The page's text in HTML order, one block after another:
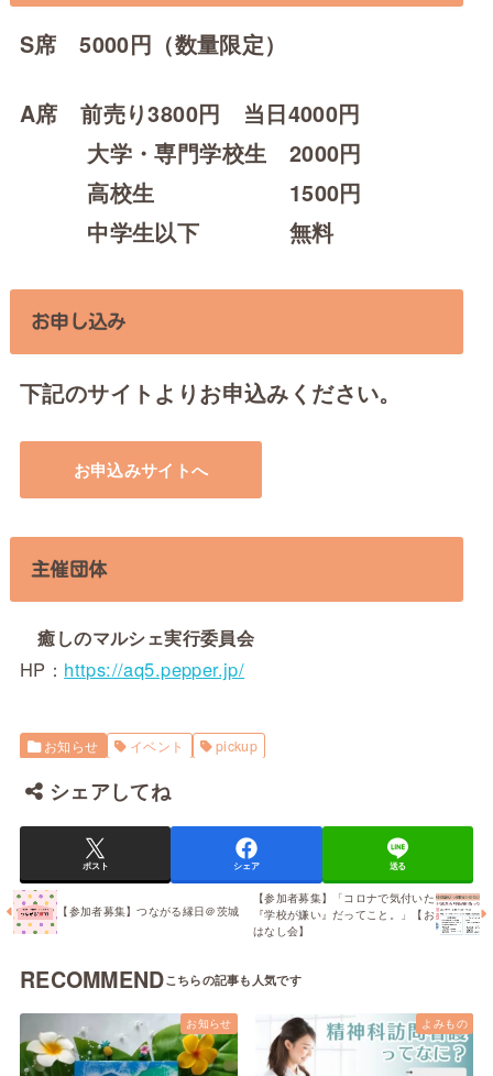
S席 5000円（数量限定）
A席 前売り3800円 当日4000円
大学・専門学校生 2000円
高校生 1500円
中学生以下 無料
お申し込み
下記のサイトよりお申込みください。
お申込みサイトへ
主催団体
癒しのマルシェ実行委員会
HP： https://aq5.pepper.jp/
お知らせ イベント pickup
シェアしてね
ポスト シェア 送る
【参加者募集】つながる縁日＠茨城
【参加者募集】「コロナで気付いた
『学校が嫌い』だってこと。」【お
はなし会】
RECOMMEND
お知らせ よみもの